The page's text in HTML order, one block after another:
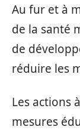
Au fur et à
de la santé
de
réduire les
Les actions
mesures